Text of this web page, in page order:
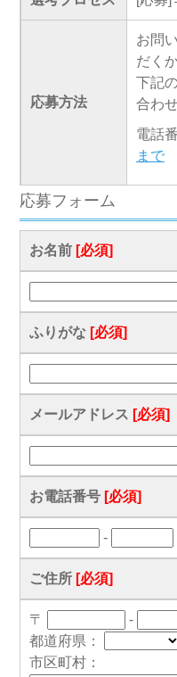
応募方法
お問
だくか
下記
合わ
電話
まで
応募フォーム
お名前 [必須]
ふりがな [必須]
メールアドレス [必須]
お電話番号 [必須]
-
ご住所 [必須]
〒
-
都道府県：
市区町村：